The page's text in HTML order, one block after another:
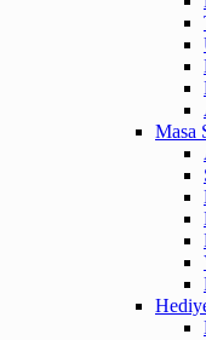
Masa